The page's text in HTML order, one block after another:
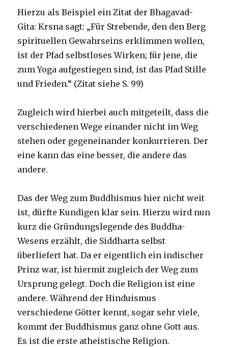
Hierzu als Beispiel ein Zitat der Bhagavad-
Gita: Krsna sagt: „Für Strebende, den den Berg
spirituellen Gewahrseins erklimmen wollen,
ist der Pfad selbstloses Wirken; für jene, die
zum Yoga aufgestiegen sind, ist das Pfad Stille
und Frieden.“ (Zitat siehe S. 99)
Zugleich wird hierbei auch mitgeteilt, dass die
verschiedenen Wege einander nicht im Weg
stehen oder gegeneinander konkurrieren. Der
eine kann das eine besser, die andere das
andere.
Das der Weg zum Buddhismus hier nicht weit
ist, dürfte Kundigen klar sein. Hierzu wird nun
kurz die Gründungslegende des Buddha-
Wesens erzählt, die Siddharta selbst
überliefert hat. Da er eigentlich ein indischer
Prinz war, ist hiermit zugleich der Weg zum
Ursprung gelegt. Doch die Religion ist eine
andere. Während der Hinduismus
verschiedene Götter kennt, sogar sehr viele,
kommt der Buddhismus ganz ohne Gott aus.
Es ist die erste atheistische Religion.